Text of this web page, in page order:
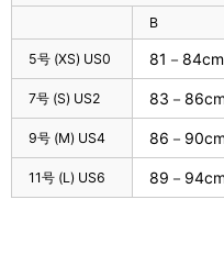
B
5号 (XS) US0 81－84cm
7号 (S) US2 83－
9号 (M) US4 86－
11号 (L) US6 89－